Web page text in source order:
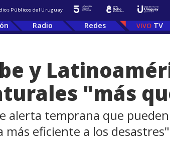
Públicos del Uruguay
Radio Redes TV
y
"más
alerta temprana que
eficiente a los